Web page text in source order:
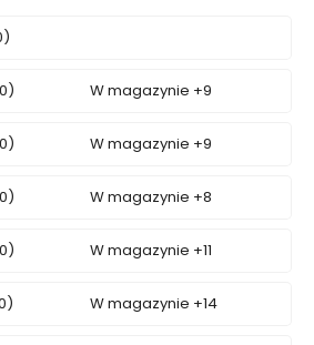
W magazynie +9
W magazynie +9
W magazynie +8
W magazynie +11
W magazynie +14